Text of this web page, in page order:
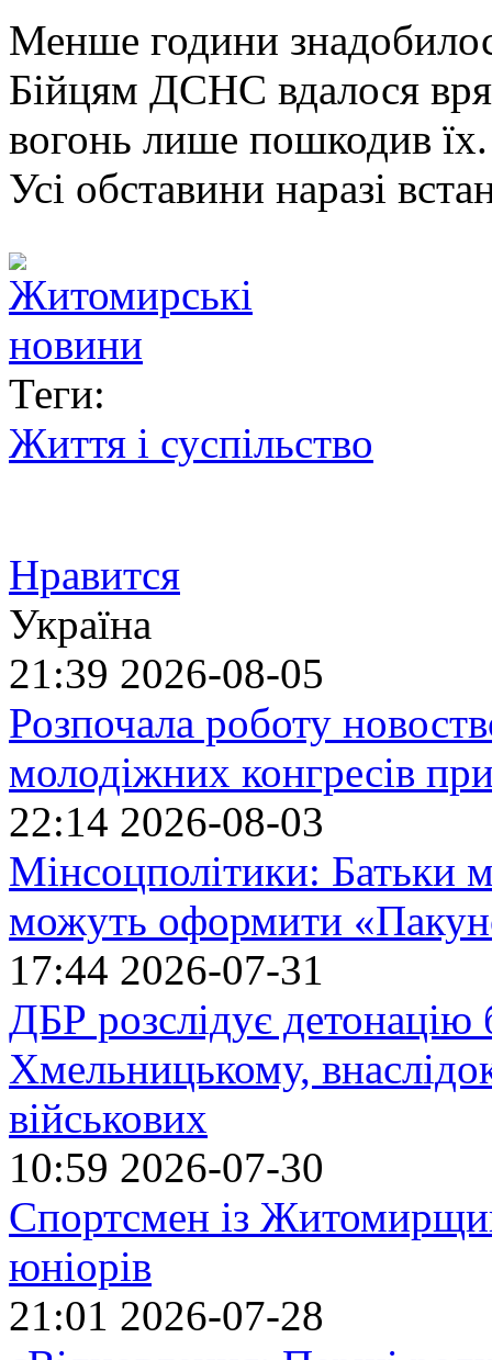
Менше години
Бійцям ДСНС вдалося
вогонь лише пошкодив їх.
Усі обставини наразі
Теги:
Життя і суспільство
Нравится
Україна
21:39 2026-08-05
Розпочала роботу
молодіжних конгресів
22:14 2026-08-03
Мінсоцполітики: Батьки
можуть оформити
17:44 2026-07-31
ДБР розслідує детонацію
Хмельницькому,
військових
10:59 2026-07-30
Спортсмен із
юніорів
21:01 2026-07-28